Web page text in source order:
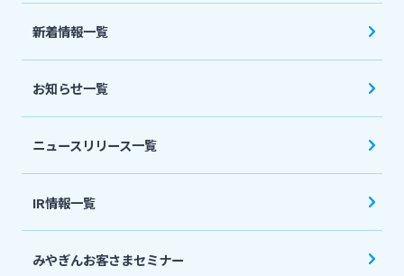
法人・個人事業主のお客さま
宮崎銀行について
ニュースリリース一覧
採用情報
新着情報一覧
お知らせ一覧
ニュースリリース一覧
IR情報一覧
みやぎんお客さまセミナー